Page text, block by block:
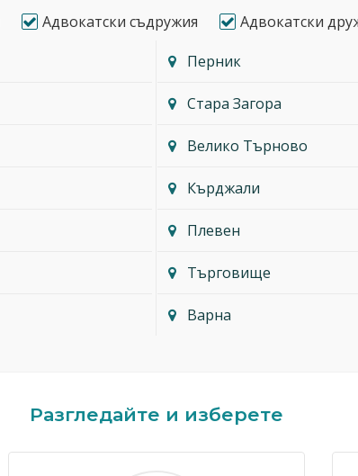
Адвокатски съдружия
Адвокатски
Перник
Стара Загора
Велико Търново
Кърджали
Плевен
Търговище
Варна
Разгледайте и изберете